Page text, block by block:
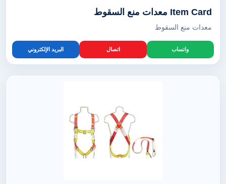
Item Card معدات منع السقوط
معدات منع السقوط
واتساب اتصال البريد الإلكتروني